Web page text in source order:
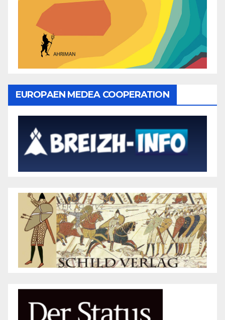
EUROPAEN MEDEA COOPERATION